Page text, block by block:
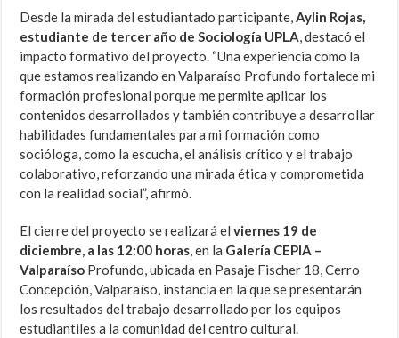
Desde la mirada del estudiantado participante,Aylin Rojas,
estudiante de tercer año de Sociología UPLA, destacó el
impacto formativo del proyecto. “Una experiencia como la
que estamos realizando en Valparaíso Profundo fortalece mi
formación profesional porque me permite aplicar los
contenidos desarrollados y también contribuye a desarrollar
habilidades fundamentales para mi formación como
socióloga, como la escucha, el análisis crítico y el trabajo
colaborativo, reforzando una mirada ética y comprometida
con la realidad social”, afirmó.
El cierre del proyecto se realizará el viernes 19 de
diciembre, a las 12:00 horas,en la Galería CEPIA –
Valparaíso Profundo, ubicada en Pasaje Fischer 18, Cerro
Concepción, Valparaíso, instancia en la que se presentarán
los resultados del trabajo desarrollado por los equipos
estudiantiles a la comunidad del centro cultural.